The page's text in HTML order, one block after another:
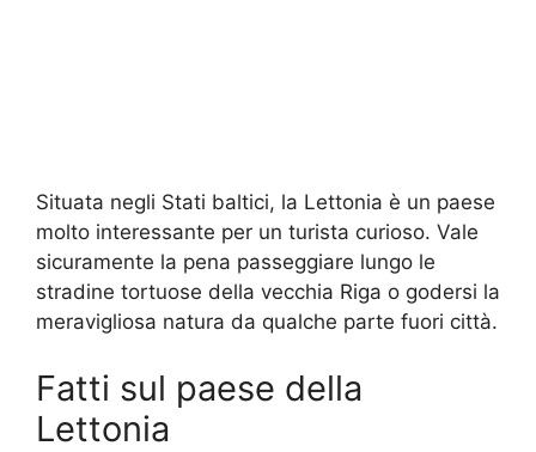
Situata negli Stati baltici, la Lettonia è un paese
molto interessante per un turista curioso. Vale
sicuramente la pena passeggiare lungo le
stradine tortuose della vecchia Riga o godersi la
meravigliosa natura da qualche parte fuori città.
Fatti sul paese della
Lettonia